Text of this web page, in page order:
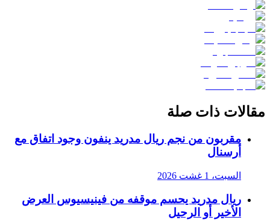
مقالات ذات صلة
مقربون من نجم ريال مدريد ينفون وجود اتفاق مع
أرسنال
السبت، 1 غشت 2026
ريال مدريد يحسم موقفه من فينيسيوس العرض
الأخير أو الرحيل